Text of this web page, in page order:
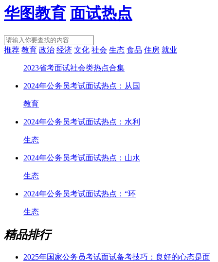
华图教育 面试热点
推荐 教育 政治 经济 文化 社会 生态 食品 住房 就业
2023省考面试社会类热点合集
2024年公务员考试面试热点：从国
教育
2024年公务员考试面试热点：水利
生态
2024年公务员考试面试热点：山水
生态
2024年公务员考试面试热点：“环
生态
精品排行
2025年国家公务员考试面试备考技巧：良好的心态是面